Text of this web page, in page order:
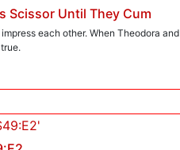
Scissor Until They Cum
each other. When Theodora and